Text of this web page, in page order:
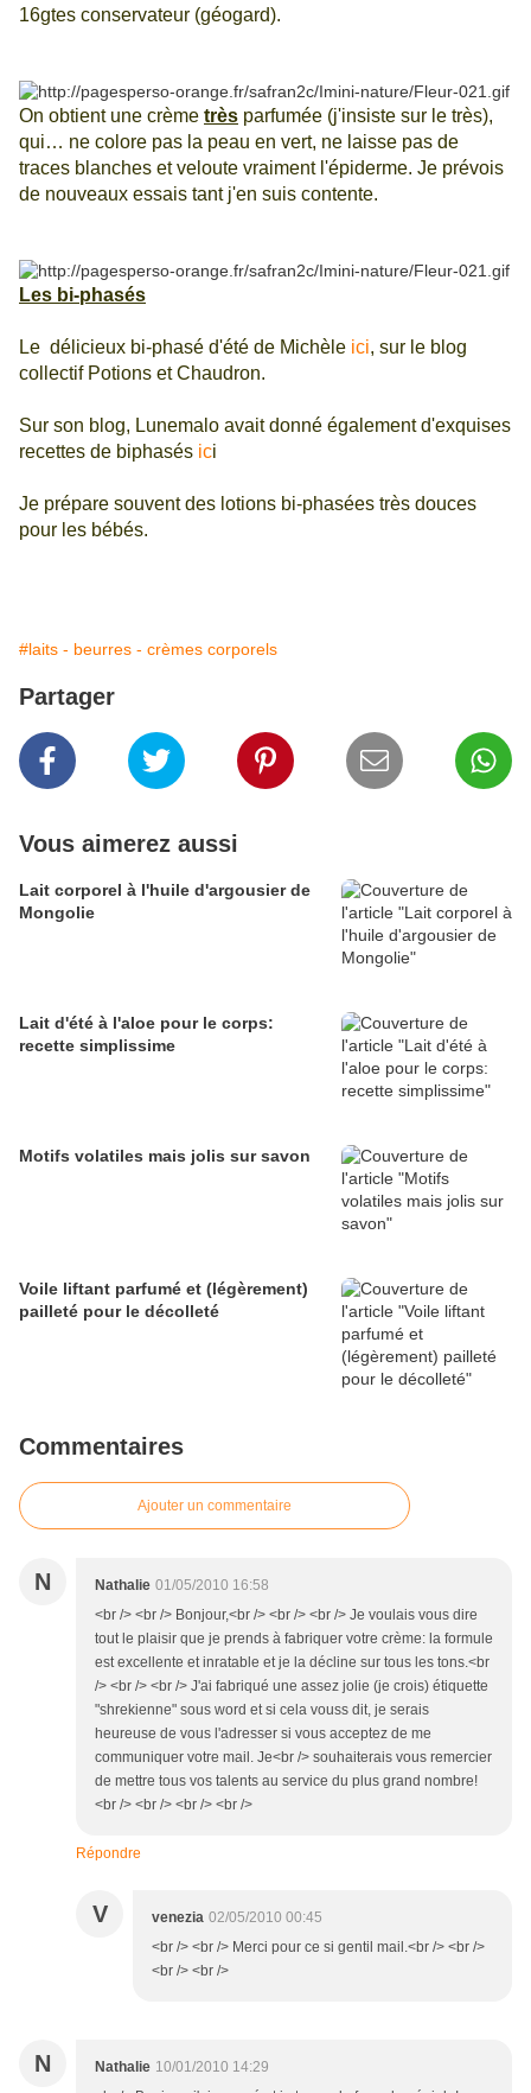
16gtes conservateur (géogard).
On obtient une crème très parfumée (j'insiste sur le très),
qui… ne colore pas la peau en vert, ne laisse pas de
traces blanches et veloute vraiment l'épiderme. Je prévois
de nouveaux essais tant j'en suis contente.
Les bi-phasés
Le délicieux bi-phasé d'été de Michèle ici, sur le blog
collectif Potions et Chaudron.
Sur son blog, Lunemalo avait donné également d'exquises
recettes de biphasés ici
Je prépare souvent des lotions bi-phasées très douces
pour les bébés.
#laits - beurres - crèmes corporels
Partager
Vous aimerez aussi
Lait corporel à l'huile d'argousier de
Mongolie
Lait d'été à l'aloe pour le corps:
recette simplissime
Motifs volatiles mais jolis sur savon
Voile liftant parfumé et (légèrement)
pailleté pour le décolleté
Commentaires
Ajouter un commentaire
N Nathalie 01/05/2010 16:58
<br /> <br /> Bonjour,<br /> <br /> <br /> Je voulais vous dire
tout le plaisir que je prends à fabriquer votre crème: la formule
est excellente et inratable et je la décline sur tous les tons.<br
/> <br /> <br /> J'ai fabriqué une assez jolie (je crois) étiquette
"shrekienne" sous word et si cela vouss dit, je serais
heureuse de vous l'adresser si vous acceptez de me
communiquer votre mail. Je<br /> souhaiterais vous remercier
de mettre tous vos talents au service du plus grand nombre!
<br /> <br /> <br /> <br />
Répondre
V venezia 02/05/2010 00:45
<br /> <br /> Merci pour ce si gentil mail.<br /> <br />
<br /> <br />
N Nathalie 10/01/2010 14:29